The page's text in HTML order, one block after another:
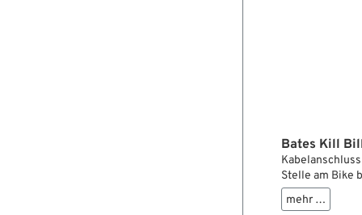
Bates Kill
Stelle am Bike
Massekabel mit
Nach der
mehr …